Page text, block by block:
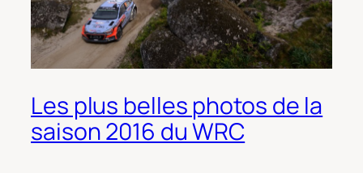
Les plus belles photos de la
saison 2016 du WRC